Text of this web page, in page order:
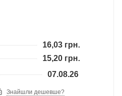
16,03 грн.
15,20 грн.
07.08.26
Знайшли дешевше?